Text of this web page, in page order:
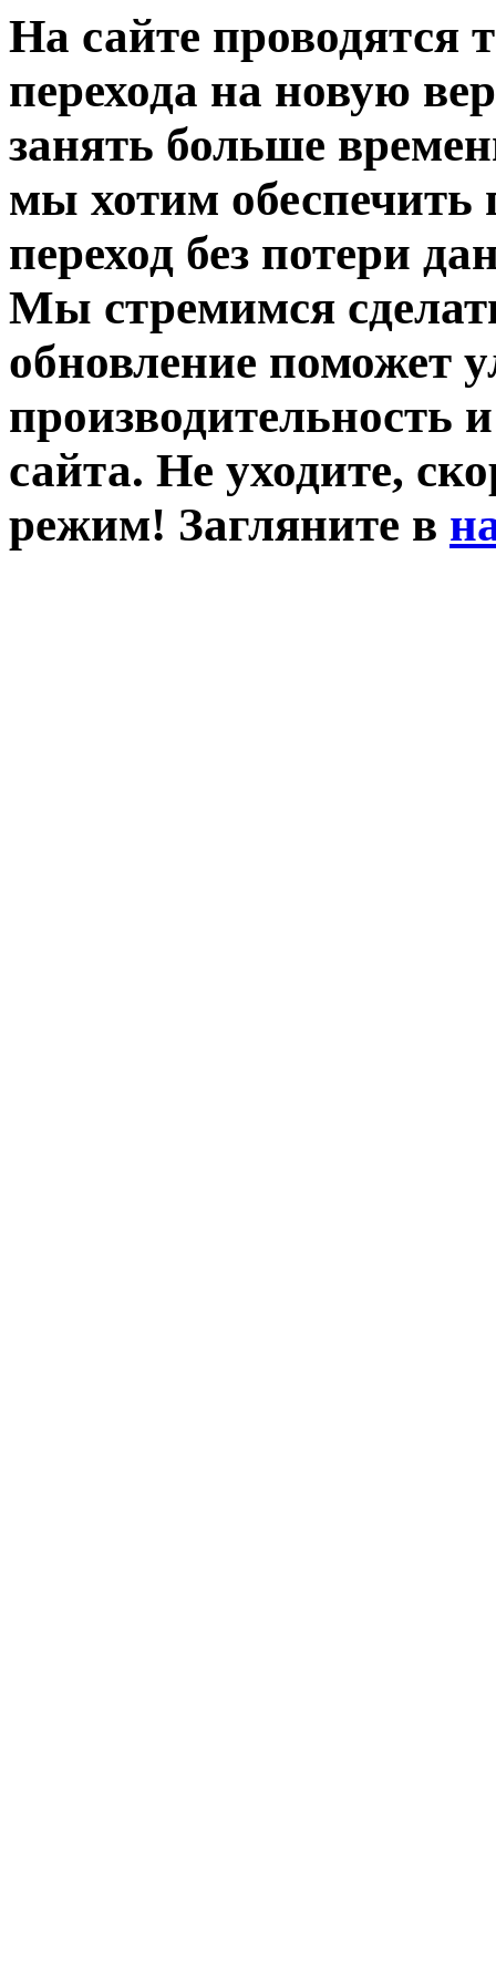
На сайте проводятся
перехода на новую
занять больше
мы хотим обеспечить
переход без потери
Мы стремимся
обновление поможет
производительность
сайта. Не уходите,
режим! Загляните в